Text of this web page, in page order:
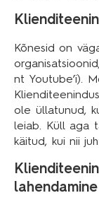
Kõnesid on
nt Youtube’i).
ole üllatunud,
leiab. Küll aga
käitud, kui nii
lahendamine